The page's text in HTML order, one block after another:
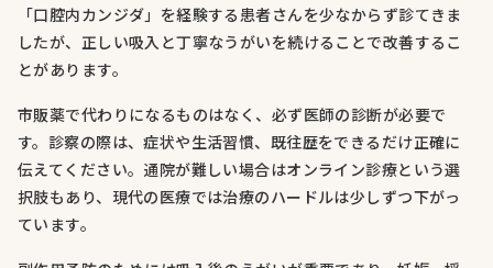
「口腔内カンジダ」を経験する患者さんを少なからず診てきま
したが、正しい吸入と丁寧なうがいを続けることで改善するこ
とがあります。
市販薬で代わりになるものはなく、必ず医師の診断が必要で
す。診察の際は、症状や生活習慣、既往歴をできるだけ正確に
伝えてください。通院が難しい場合はオンライン診療という選
択肢もあり、現代の医療では治療のハードルは少しずつ下がっ
ています。